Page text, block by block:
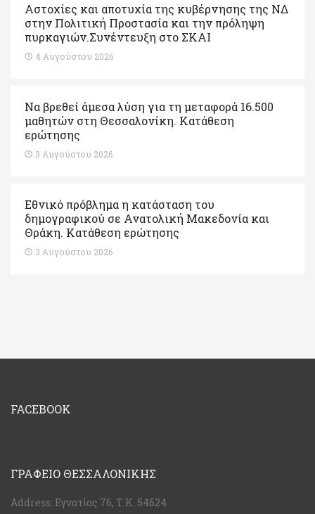
Αστοχίες και αποτυχία της κυβέρνησης της ΝΔ
στην Πολιτική Προστασία και την πρόληψη
πυρκαγιών.Συνέντευξη στο ΣΚΑΙ
4 Αυγούστου 2026
Να βρεθεί άμεσα λύση για τη μεταφορά 16.500
μαθητών στη Θεσσαλονίκη. Κατάθεση
ερώτησης
3 Αυγούστου 2026
Εθνικό πρόβλημα η κατάσταση του
δημογραφικού σε Ανατολική Μακεδονία και
Θράκη. Κατάθεση ερώτησης
3 Αυγούστου 2026
FACEBOOK
ΓΡΑΦΕΊΟ ΘΕΣΣΑΛΟΝΊΚΗΣ
Address: Εγνατίας 76, Τ.Κ. 54624